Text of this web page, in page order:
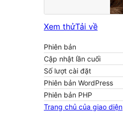
Xem thửTải về
Phiên bản
Cập nhật lần cuối
Số lượt cài đặt
Phiên bản WordPress
Phiên bản PHP
Trang chủ của giao diện